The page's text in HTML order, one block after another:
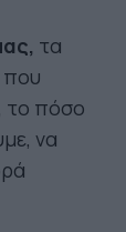
τα
που
το πόσο
να